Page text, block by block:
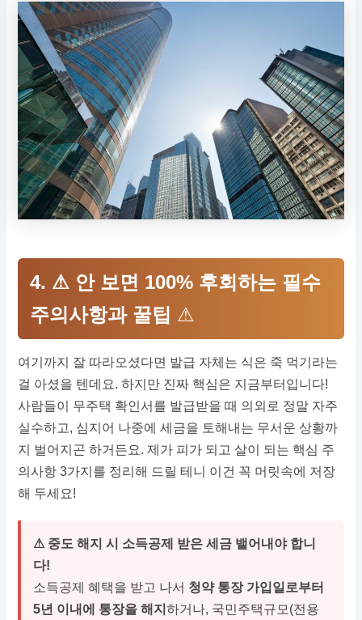
4. ⚠ 안 보면 100% 후회하는 필수
주의사항과 꿀팁 ⚠
여기까지 잘 따라오셨다면 발급 자체는 식은 죽 먹기라는
걸 아셨을 텐데요. 하지만 진짜 핵심은 지금부터입니다!
사람들이 무주택 확인서를 발급받을 때 의외로 정말 자주
실수하고, 심지어 나중에 세금을 토해내는 무서운 상황까
지 벌어지곤 하거든요. 제가 피가 되고 살이 되는 핵심 주
의사항 3가지를 정리해 드릴 테니 이건 꼭 머릿속에 저장
해 두세요!
⚠ 중도 해지 시 소득공제 받은 세금 뱉어내야 합니
다!
소득공제 혜택을 받고 나서 청약 통장 가입일로부터
5년 이내에 통장을 해지하거나, 국민주택규모(전용